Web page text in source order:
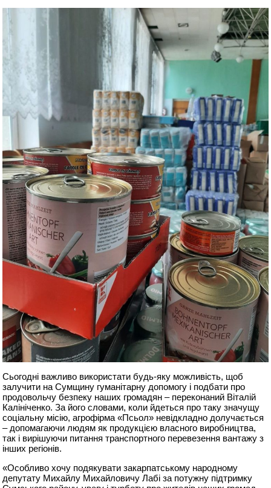
Сьогодні важливо використати будь-яку можливість, щоб
залучити на Сумщину гуманітарну допомогу і подбати про
продовольчу безпеку наших громадян – переконаний Віталій
Калініченко. За його словами, коли йдеться про таку значущу
соціальну місію, агрофірма «Псьол» невідкладно долучається
– допомагаючи людям як продукцією власного виробництва,
так і вирішуючи питання транспортного перевезення вантажу з
інших регіонів.
«Особливо хочу подякувати закарпатському народному
депутату Михайлу Михайловичу Лабі за потужну підтримку